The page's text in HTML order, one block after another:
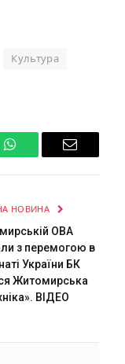
Культура
WhatsAppEmail
НОВИНА
ОВА
з перемогою в
України БК
Житомирська
ВІДЕО